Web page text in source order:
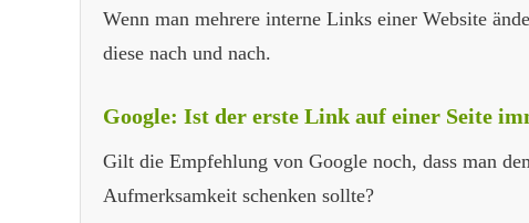
Wenn man mehrere interne Links einer Website
diese nach und nach.
Google: Ist der erste Link auf einer Seite
Gilt die Empfehlung von Google noch, dass man
Aufmerksamkeit schenken sollte?